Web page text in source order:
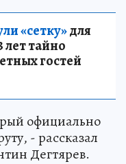
«сетку»для
лет тайно
гостей
официально
- рассказал
Дегтярев.